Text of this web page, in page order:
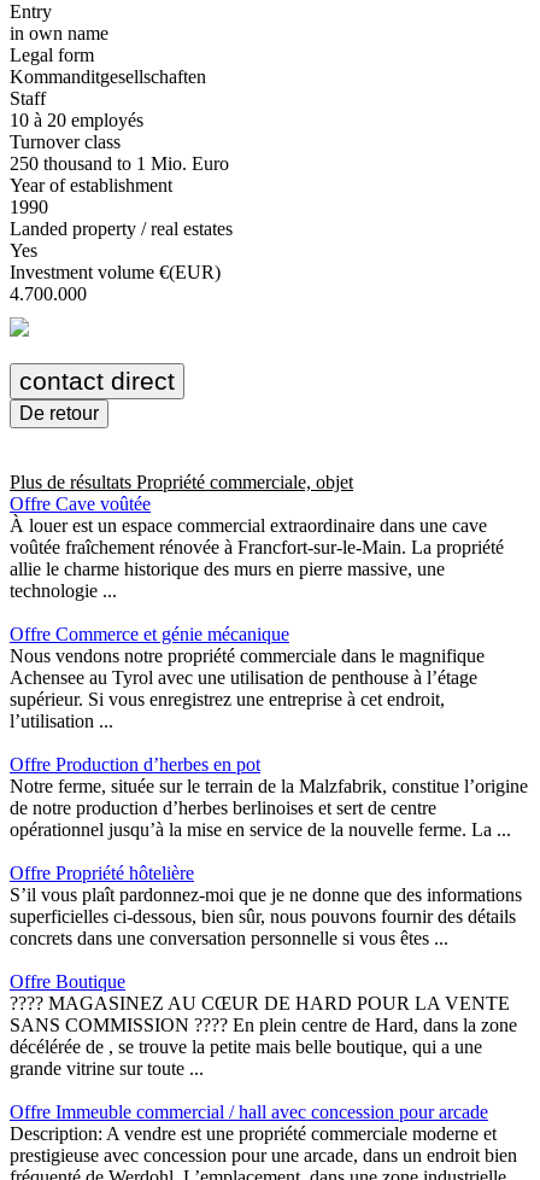
Entry
in own name
Legal form
Kommanditgesellschaften
Staff
10 à 20 employés
Turnover class
250 thousand to 1 Mio. Euro
Year of establishment
1990
Landed property / real estates
Yes
Investment volume €(EUR)
4.700.000
contact direct
De retour
Plus de résultats Propriété commerciale, objet
Offre Cave voûtée
À louer est un espace commercial extraordinaire dans une cave
voûtée fraîchement rénovée à Francfort-sur-le-Main. La propriété
allie le charme historique des murs en pierre massive, une
technologie ...
Offre Commerce et génie mécanique
Nous vendons notre propriété commerciale dans le magnifique
Achensee au Tyrol avec une utilisation de penthouse à l’étage
supérieur. Si vous enregistrez une entreprise à cet endroit,
l’utilisation ...
Offre Production d’herbes en pot
Notre ferme, située sur le terrain de la Malzfabrik, constitue l’origine
de notre production d’herbes berlinoises et sert de centre
opérationnel jusqu’à la mise en service de la nouvelle ferme. La ...
Offre Propriété hôtelière
S’il vous plaît pardonnez-moi que je ne donne que des informations
superficielles ci-dessous, bien sûr, nous pouvons fournir des détails
concrets dans une conversation personnelle si vous êtes ...
Offre Boutique
???? MAGASINEZ AU CŒUR DE HARD POUR LA VENTE
SANS COMMISSION ???? En plein centre de Hard, dans la zone
décélérée de , se trouve la petite mais belle boutique, qui a une
grande vitrine sur toute ...
Offre Immeuble commercial / hall avec concession pour arcade
Description: A vendre est une propriété commerciale moderne et
prestigieuse avec concession pour une arcade, dans un endroit bien